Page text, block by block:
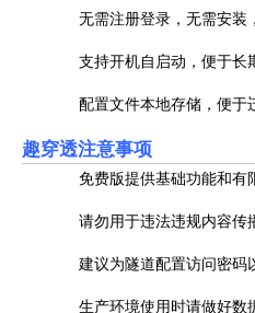
无需注册登录，无需安装
支持开机自启动，便于长
配置文件本地存储，便于
趣穿透注意事项
免费版提供基础功能和有
请勿用于违法违规内容传
建议为隧道配置访问密码
生产环境使用时请做好数